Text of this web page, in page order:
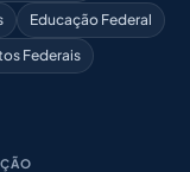
Educação Federal
Federais